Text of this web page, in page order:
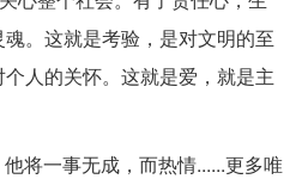
。这就是考验，是对文明的至
人的关怀。这就是爱，就是主
将一事无成，而热情......更多唯